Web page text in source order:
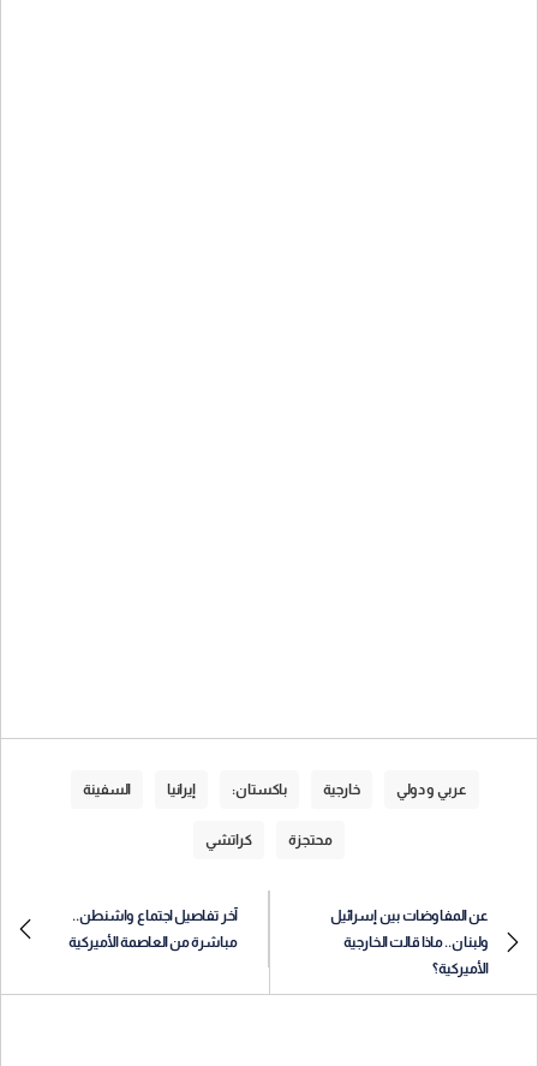
عربي و دولي خارجية باكستان: إيرانيا السفينة
محتجزة كراتشي
عن المفاوضات بين إسرائيل
ولبنان.. ماذا قالت الخارجية
الأميركية؟
آخر تفاصيل اجتماع واشنطن..
مباشرة من العاصمة الأميركية